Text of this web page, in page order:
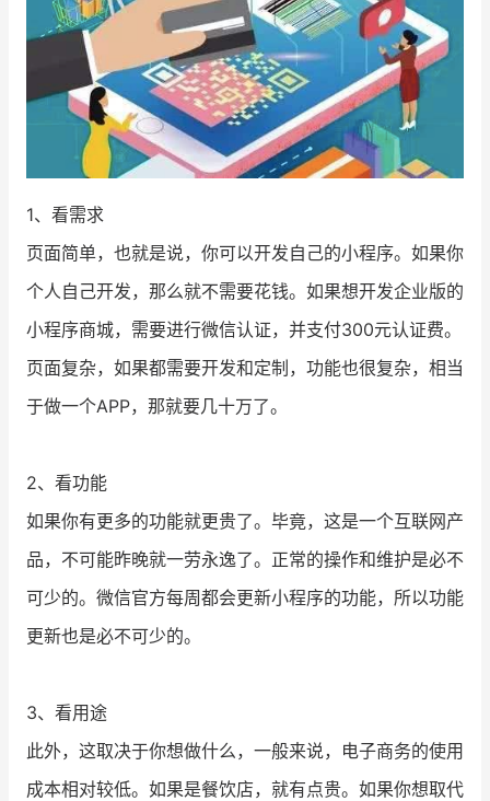
合作共进
入驻有赞 认证代理商
认证服务商 设计服务商
1、看需求
页面简单，也就是说，你可以开发自己的小程序。如果你
个人自己开发，那么就不需要花钱。如果想开发企业版的
小程序商城，需要进行微信认证，并支付300元认证费。
页面复杂，如果都需要开发和定制，功能也很复杂，相当
于做一个APP，那就要几十万了。
2、看功能
如果你有更多的功能就更贵了。毕竟，这是一个互联网产
品，不可能昨晚就一劳永逸了。正常的操作和维护是必不
可少的。微信官方每周都会更新小程序的功能，所以功能
更新也是必不可少的。
3、看用途
此外，这取决于你想做什么，一般来说，电子商务的使用
成本相对较低。如果是餐饮店，就有点贵。如果你想取代